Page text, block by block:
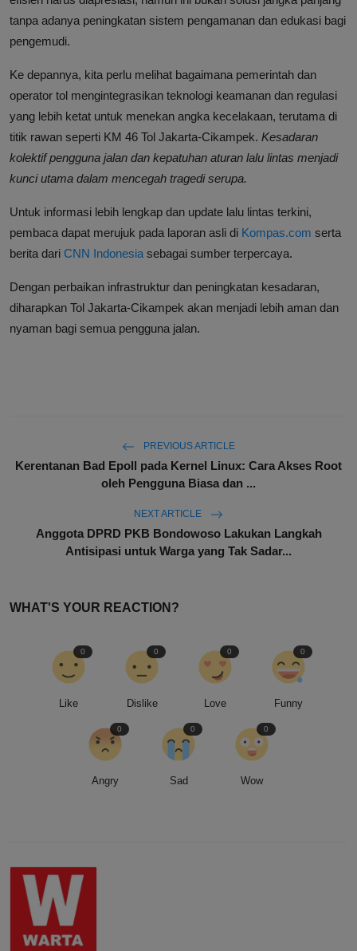
tanpa adanya peningkatan sistem pengamanan dan edukasi bagi
pengemudi.
Ke depannya, kita perlu melihat bagaimana pemerintah dan
operator tol mengintegrasikan teknologi keamanan dan regulasi
yang lebih ketat untuk menekan angka kecelakaan, terutama di
titik rawan seperti KM 46 Tol Jakarta-Cikampek. Kesadaran
kolektif pengguna jalan dan kepatuhan aturan lalu lintas menjadi
kunci utama dalam mencegah tragedi serupa.
Untuk informasi lebih lengkap dan update lalu lintas terkini,
pembaca dapat merujuk pada laporan asli di Kompas.com serta
berita dari CNN Indonesia sebagai sumber terpercaya.
Dengan perbaikan infrastruktur dan peningkatan kesadaran,
diharapkan Tol Jakarta-Cikampek akan menjadi lebih aman dan
nyaman bagi semua pengguna jalan.
PREVIOUS ARTICLE
Kerentanan Bad Epoll pada Kernel Linux: Cara Akses Root
oleh Pengguna Biasa dan ...
NEXT ARTICLE
Anggota DPRD PKB Bondowoso Lakukan Langkah
Antisipasi untuk Warga yang Tak Sadar...
WHAT'S YOUR REACTION?
Like
0
Dislike
0
Love
0
Funny
0
Angry
0
Sad
0
Wow
0